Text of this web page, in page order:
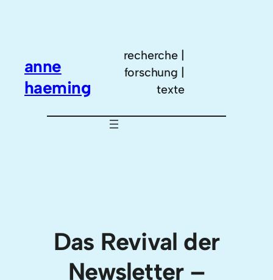
anne
haeming
recherche |
forschung |
texte
Das Revival der
Newsletter –